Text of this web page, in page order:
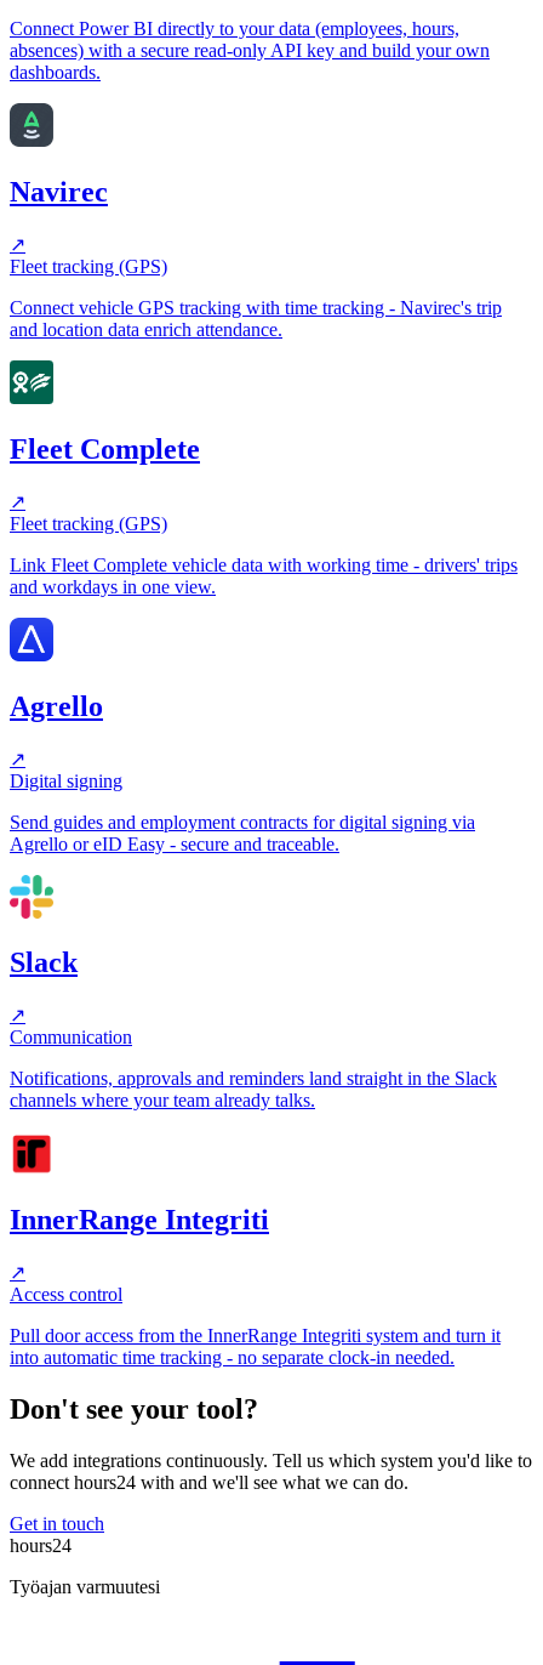
Connect Power BI directly to your data (employees, hours,
absences) with a secure read-only API key and build your own
dashboards.
Navirec
↗
Fleet tracking (GPS)
Connect vehicle GPS tracking with time tracking - Navirec's trip
and location data enrich attendance.
Fleet Complete
↗
Fleet tracking (GPS)
Link Fleet Complete vehicle data with working time - drivers' trips
and workdays in one view.
Agrello
↗
Digital signing
Send guides and employment contracts for digital signing via
Agrello or eID Easy - secure and traceable.
Slack
↗
Communication
Notifications, approvals and reminders land straight in the Slack
channels where your team already talks.
InnerRange Integriti
↗
Access control
Pull door access from the InnerRange Integriti system and turn it
into automatic time tracking - no separate clock-in needed.
Don't see your tool?
We add integrations continuously. Tell us which system you'd like to
connect hours24 with and we'll see what we can do.
Get in touch
hours24
Työajan varmuutesi